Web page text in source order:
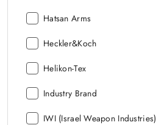
Producent:
Hatsan Arms
Producent:
Heckler&Koch
Producent:
Helikon-Tex
Producent:
Industry Brand
Producent:
IWI (Israel Weapon Industries)